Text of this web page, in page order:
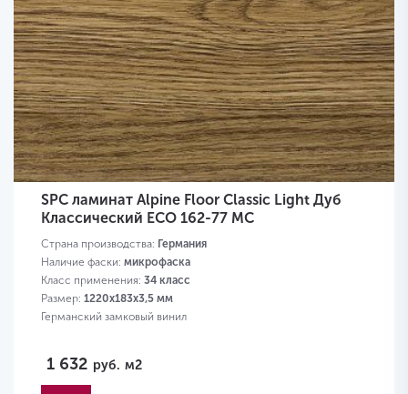
SPC ламинат Alpine Floor Classic Light Дуб
Классический ECO 162-77 MC
Страна производства: Германия
Наличие фаски: микрофаска
Класс применения: 34 класс
Размер: 1220х183х3,5 мм
Германский замковый винил
1 632 руб. м2